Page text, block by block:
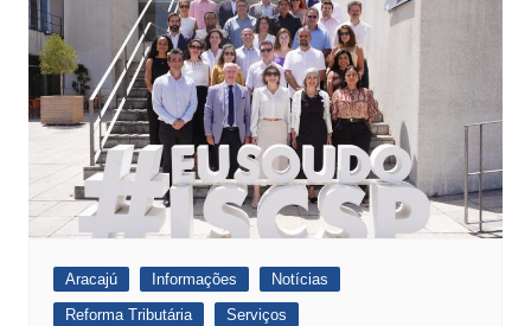
Aracajú Informações
Notícias
Reforma Tributária
Serviços